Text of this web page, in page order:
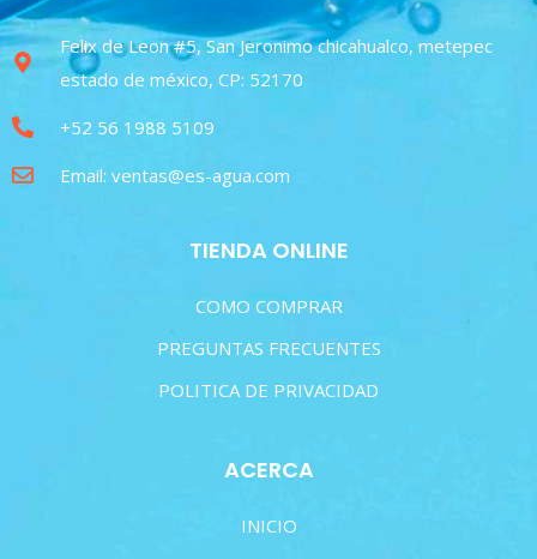
Felix de Leon #5, San Jeronimo chicahualco, metepec
estado de méxico, CP: 52170
+52 56 1988 5109
Email: ventas@es-agua.com
TIENDA ONLINE
COMO COMPRAR
PREGUNTAS FRECUENTES
POLITICA DE PRIVACIDAD
ACERCA
INICIO